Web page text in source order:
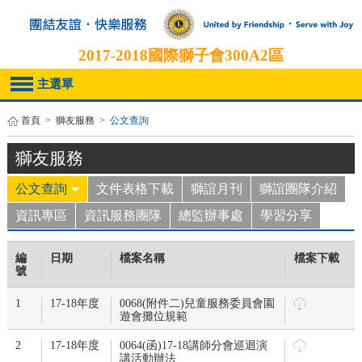
2017-2018國際獅子會300A2區
主選單
首頁 > 獅友服務 > 公文查詢
獅友服務
公文查詢 文件表格下載 獅誼月刊
獅誼團隊介紹
資訊專區
資訊服務團隊 總監辦事處 學習分享
編
號
日期 檔案名稱 檔案下載
1 17-18年度
0068(附件二)兒童服務委員會園
遊會攤位規範
2 17-18年度
0064(函)17-18講師分會巡迴演
講活動辦法